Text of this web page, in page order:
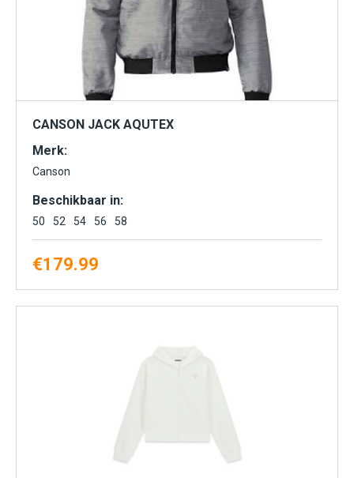
CANSON JACK AQUTEX
Merk:
Canson
Beschikbaar in:
50 52 54 56 58
€179.99